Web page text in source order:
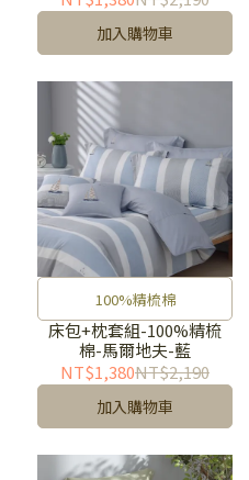
加入購物車
100%精梳棉
床包+枕套組-100%精梳
棉-馬爾地夫-藍
NT$1,380NT$2,190
加入購物車